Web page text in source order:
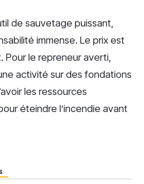
de sauvetage puissant,
immense. Le prix est
Pour le repreneur averti,
activité sur des fondations
les ressources
éteindre l’incendie avant